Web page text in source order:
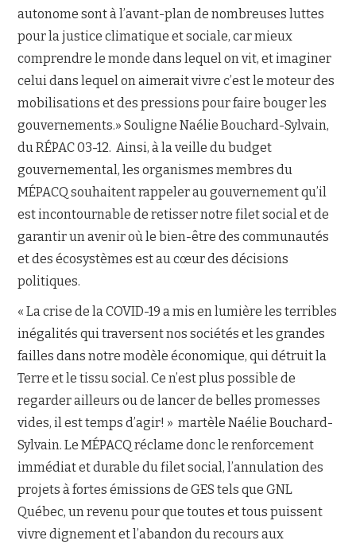
autonome sont à l’avant-plan de nombreuses luttes
pour la justice climatique et sociale, car mieux
comprendre le monde dans lequel on vit, et imaginer
celui dans lequel on aimerait vivre c’est le moteur des
mobilisations et des pressions pour faire bouger les
gouvernements.» Souligne Naélie Bouchard-Sylvain,
du RÉPAC 03-12. Ainsi, à la veille du budget
gouvernemental, les organismes membres du
MÉPACQ souhaitent rappeler au gouvernement qu’il
est incontournable de retisser notre filet social et de
garantir un avenir où le bien-être des communautés
et des écosystèmes est au cœur des décisions
politiques.
« La crise de la COVID-19 a mis en lumière les terribles
inégalités qui traversent nos sociétés et les grandes
failles dans notre modèle économique, qui détruit la
Terre et le tissu social. Ce n’est plus possible de
regarder ailleurs ou de lancer de belles promesses
vides, il est temps d’agir! » martèle Naélie Bouchard-
Sylvain. Le MÉPACQ réclame donc le renforcement
immédiat et durable du filet social, l’annulation des
projets à fortes émissions de GES tels que GNL
Québec, un revenu pour que toutes et tous puissent
vivre dignement et l’abandon du recours aux